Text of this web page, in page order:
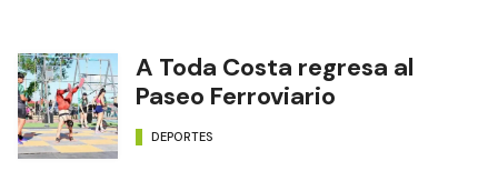
A Toda Costa regresa al
Paseo Ferroviario
DEPORTES